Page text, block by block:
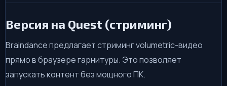
Версия на Quest (стриминг)
Braindance предлагает стриминг volumetric-видео
прямо в браузере гарнитуры. Это позволяет
запускать контент без мощного ПК.